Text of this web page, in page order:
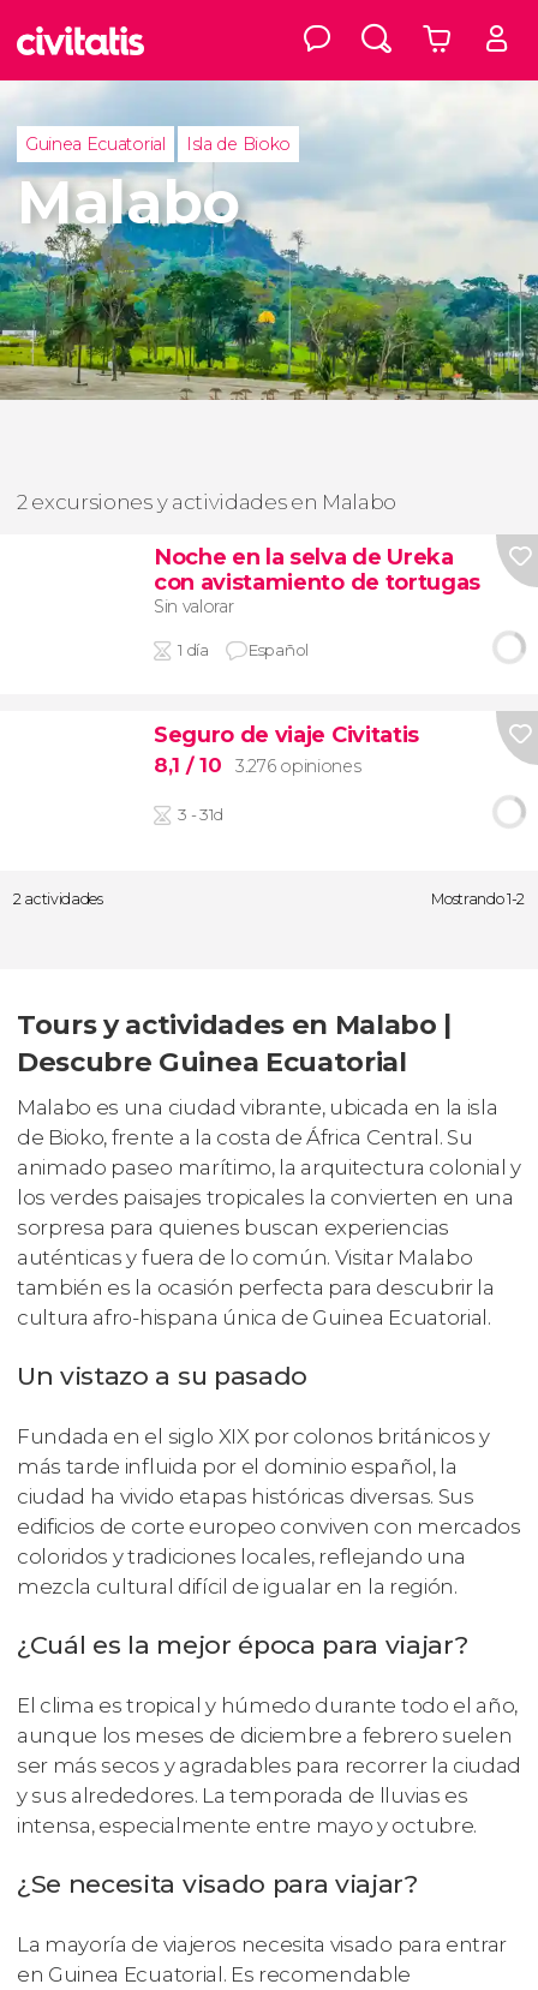
Guinea Ecuatorial Isla de Bioko
Malabo
2 excursiones y actividades en Malabo
Noche en la selva de Ureka
con avistamiento de tortugas
Sin valorar
1 día Español
Seguro de viaje Civitatis
8,1 / 10 3.276 opiniones
3 - 31d
2 actividades Mostrando 1-2
Tours y actividades en Malabo |
Descubre Guinea Ecuatorial
Malabo es una ciudad vibrante, ubicada en la isla
de Bioko, frente a la costa de África Central. Su
animado paseo marítimo, la arquitectura colonial y
los verdes paisajes tropicales la convierten en una
sorpresa para quienes buscan experiencias
auténticas y fuera de lo común. Visitar Malabo
también es la ocasión perfecta para descubrir la
cultura afro-hispana única de Guinea Ecuatorial.
Un vistazo a su pasado
Fundada en el siglo XIX por colonos británicos y
más tarde influida por el dominio español, la
ciudad ha vivido etapas históricas diversas. Sus
edificios de corte europeo conviven con mercados
coloridos y tradiciones locales, reflejando una
mezcla cultural difícil de igualar en la región.
¿Cuál es la mejor época para viajar?
El clima es tropical y húmedo durante todo el año,
aunque los meses de diciembre a febrero suelen
ser más secos y agradables para recorrer la ciudad
y sus alrededores. La temporada de lluvias es
intensa, especialmente entre mayo y octubre.
¿Se necesita visado para viajar?
La mayoría de viajeros necesita visado para entrar
en Guinea Ecuatorial. Es recomendable